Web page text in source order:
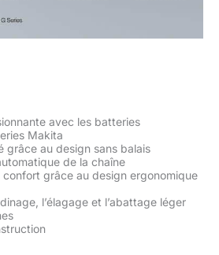
avec les batteries
Makita
grâce au design sans balais
de la chaîne
confort grâce au design ergonomique
l’élagage et l’abattage léger